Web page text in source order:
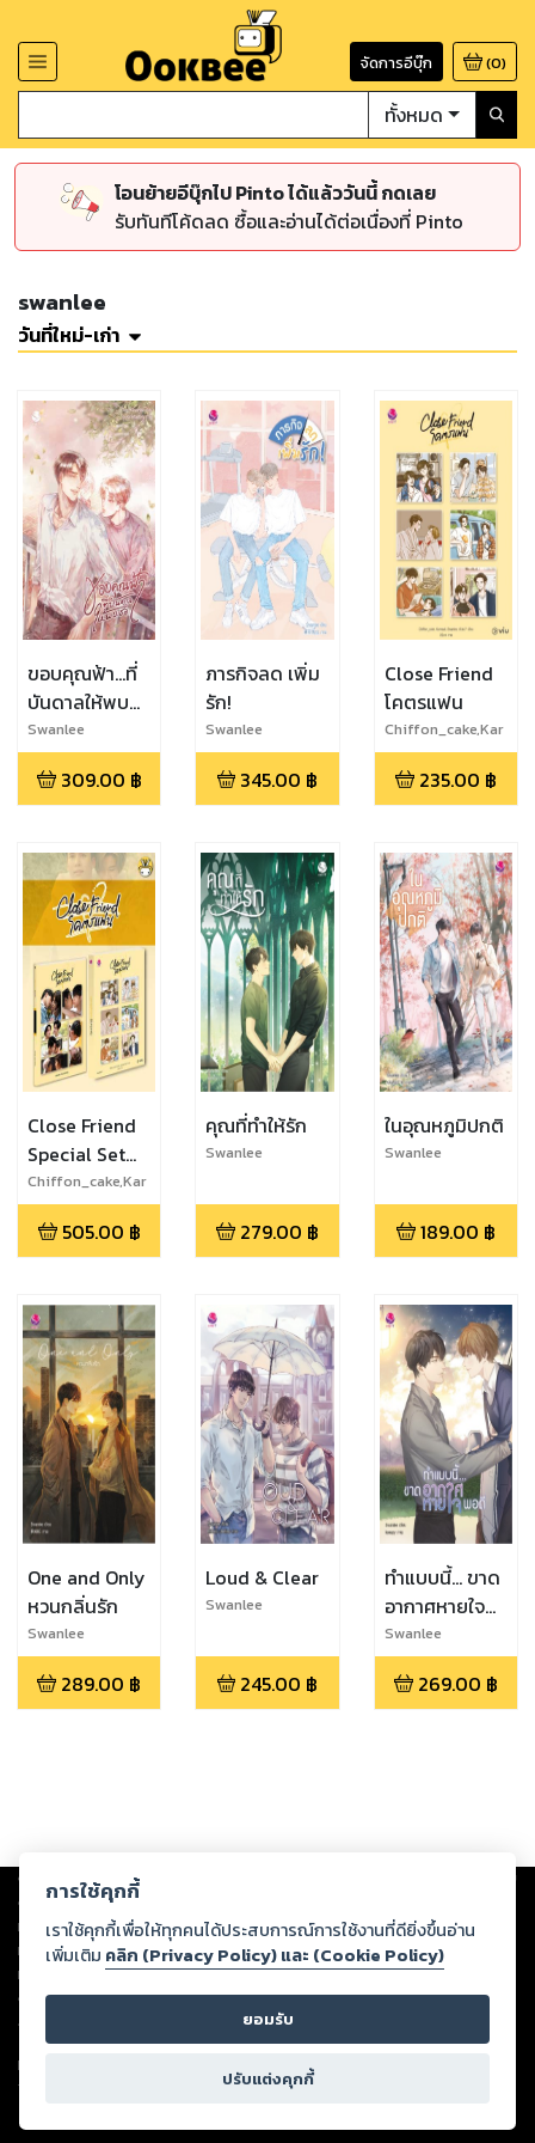
จัดการอีบุ๊ก (0)
ทั้งหมด
โอนย้ายอีบุ๊กไป Pinto ได้แล้ววันนี้ กดเลย
รับทันทีโค้ดลด ซื้อและอ่านได้ต่อเนื่องที่ Pinto
swanlee
วันที่ใหม่-เก่า
ขอบคุณฟ้า...ที่
บันดาลให้พบ
เธอ
Swanlee
309.00 ฿
ภารกิจลด เพิ่ม
รัก!
Swanlee
345.00 ฿
Close Friend
โคตรแฟน
Chiffon_cake,Kar
nsaii,Swanlee,ตัว
แม่* 235.00 ฿
Close Friend
Special Set
(หนังสือนิยาย +
Behind the
scenes)
Chiffon_cake,Kar
nsaii,Swanlee, ตัว
แม่* 505.00 ฿
คุณที่ทำให้รัก
Swanlee
279.00 ฿
ในอุณหภูมิปกติ
Swanlee
189.00 ฿
One and Only
หวนกลิ่นรัก
Swanlee
289.00 ฿
Loud & Clear
Swanlee
245.00 ฿
ทำแบบนี้... ขาด
อากาศหายใจ
พอดี
Swanlee
269.00 ฿
Copyright © 2026
ต่อผลงานหรือเนื้อหาใดที่อัปโหลดผ่านเว็บไซต์และปรากฏว่าละเมิดสิทธิใน
ทรัพย์สินทางปัญญาของบุคคลอื่นหรือขัดต่อกฎหมายและศีลธรรม ดังนั้น ผู้อ่าน
ทุกท่านโปรดใช้วิจารณญาณในการกลั่นกรองด้วยตนเอง และหากท่านพบว่าส่วน
หนึ่งส่วนใดขัดต่อกฎหมายและศีลธรรม กรุณาแจ้งมายังบริษัท เพื่อทีมงานจะได้
ดำเนินการในทันที ทั้งนี้ ทางสตอรี่ล็อกขอสงวนลิขสิทธิ์ตามพระราชบัญญัติ
ลิขสิทธิ์ พ.ศ. 2537 (ฉบับล่าสุด)
For support: member@ookbee.com
Version
การใช้คุกกี้
เราใช้คุกกี้เพื่อให้ทุกคนได้ประสบการณ์การใช้งานที่ดียิ่งขึ้นอ่าน
เพิ่มเติม คลิก (Privacy Policy) และ (Cookie Policy)
ยอมรับ
ปรับแต่งคุกกี้